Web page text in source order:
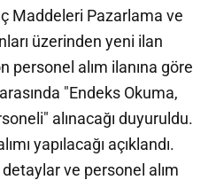
Maddeleri Pazarlama ve
üzerinden yeni ilan
personel alım ilanına göre
"Endeks Okuma,
alınacağı duyuruldu.
yapılacağı açıklandı.
ve personel alım